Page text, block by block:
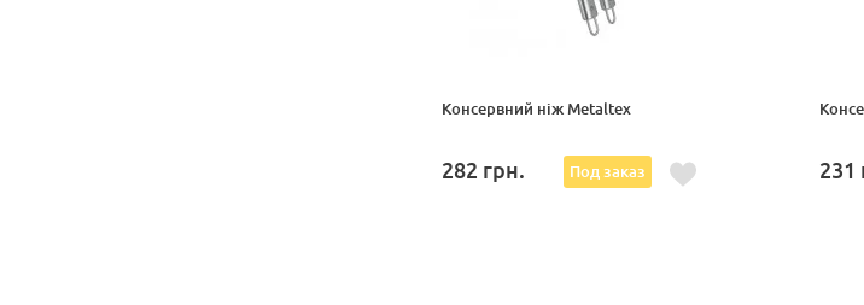
Консервний ніж Metaltex
282 грн. Под заказ 231